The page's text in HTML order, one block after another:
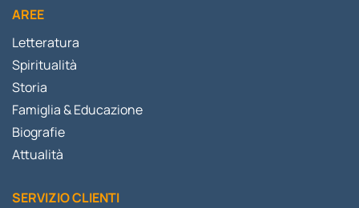
AREE
Letteratura
Spiritualità
Storia
Famiglia & Educazione
Biografie
Attualità
SERVIZIO CLIENTI